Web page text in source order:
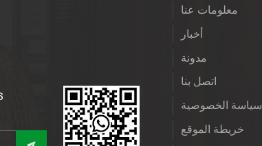
معلومات عنا
أخبار
مدونة
اتصل بنا
سياسة الخصوصية
خريطة الموقع